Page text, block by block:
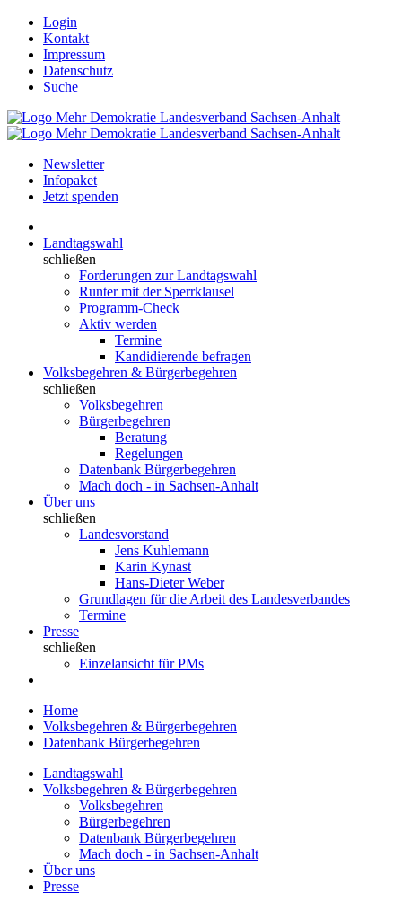
Login
Kontakt
Impressum
Datenschutz
Suche
Newsletter
Infopaket
Jetzt spenden
Landtagswahl
schließen
Forderungen zur Landtagswahl
Runter mit der Sperrklausel
Programm-Check
Aktiv werden
Termine
Kandidierende befragen
Volksbegehren & Bürgerbegehren
schließen
Volksbegehren
Bürgerbegehren
Beratung
Regelungen
Datenbank Bürgerbegehren
Mach doch - in Sachsen-Anhalt
Über uns
schließen
Landesvorstand
Jens Kuhlemann
Karin Kynast
Hans-Dieter Weber
Grundlagen für die Arbeit des Landesverbandes
Termine
Presse
schließen
Einzelansicht für PMs
Home
Volksbegehren & Bürgerbegehren
Datenbank Bürgerbegehren
Landtagswahl
Volksbegehren & Bürgerbegehren
Volksbegehren
Bürgerbegehren
Datenbank Bürgerbegehren
Mach doch - in Sachsen-Anhalt
Über uns
Presse